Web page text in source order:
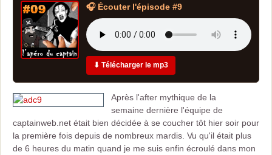
🎧 Écouter l'épisode #9
⬇ Télécharger le mp3
Après l'after mythique de la
semaine dernière l'équipe de
captainweb.net était bien décidée à se coucher tôt hier soir pour
la première fois depuis de nombreux mardis. Vu qu'il était plus
de 6 heures du matin quand je me suis enfin écroulé dans mon